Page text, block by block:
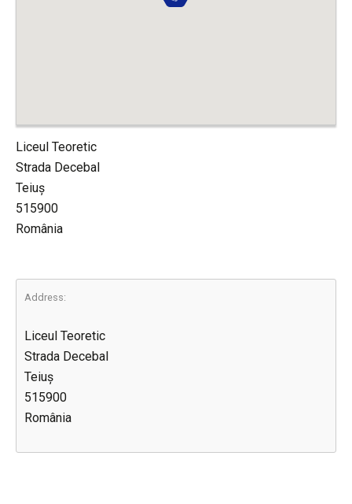
Liceul Teoretic
Strada Decebal
Teiuș
515900
România
Address:
Liceul Teoretic
Strada Decebal
Teiuș
515900
România